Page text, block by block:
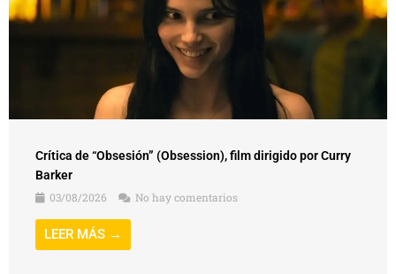
Crítica de “Obsesión” (Obsession), film dirigido por Curry
Barker
03/08/2026
No hay comentarios
LEER MÁS →